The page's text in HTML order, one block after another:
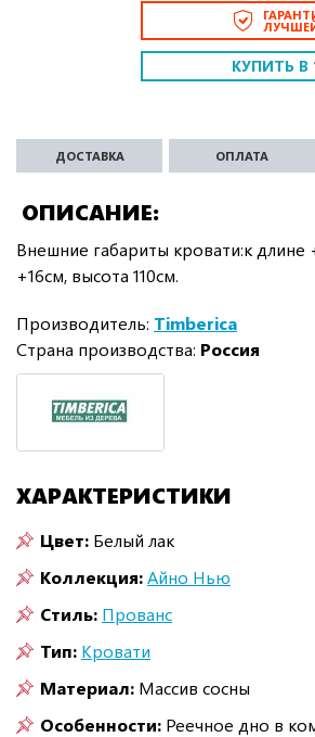
КУПИТЬ В
ОПИСАНИЕ
ДОСТАВКА ОПЛАТА
Внешние габариты кровати:к длине
+16см, высота 110см.
Производитель: Timberica
Страна производства: Россия
ХАРАКТЕРИСТИКИ
Цвет: Белый лак
Коллекция:Айно Нью
Стиль: Прованс
Тип: Кровати
Материал: Массив сосны
Особенности: Реечное дно в